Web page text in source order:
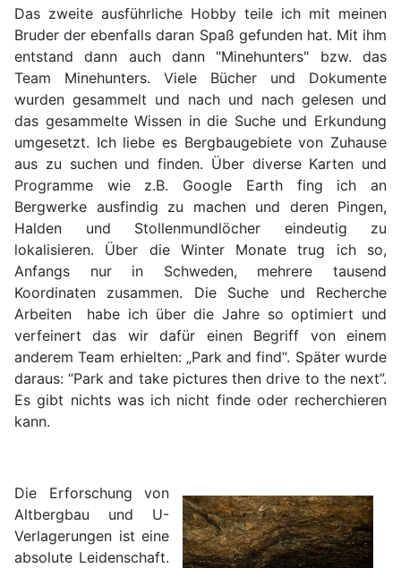
Das zweite ausführliche Hobby teile ich mit meinen
Bruder der ebenfalls daran Spaß gefunden hat. Mit ihm
entstand dann auch dann "Minehunters" bzw. das
Team Minehunters. Viele Bücher und Dokumente
wurden gesammelt und nach und nach gelesen und
das gesammelte Wissen in die Suche und Erkundung
umgesetzt. Ich liebe es Bergbaugebiete von Zuhause
aus zu suchen und finden. Über diverse Karten und
Programme wie z.B. Google Earth fing ich an
Bergwerke ausfindig zu machen und deren Pingen,
Halden und Stollenmundlöcher eindeutig zu
lokalisieren. Über die Winter Monate trug ich so,
Anfangs nur in Schweden, mehrere tausend
Koordinaten zusammen. Die Suche und Recherche
Arbeiten habe ich über die Jahre so optimiert und
verfeinert das wir dafür einen Begriff von einem
anderem Team erhielten: „Park and find“. Später wurde
daraus: “Park and take pictures then drive to the next”.
Es gibt nichts was ich nicht finde oder recherchieren
kann.
Die Erforschung von
Altbergbau und U-
Verlagerungen ist eine
absolute Leidenschaft.